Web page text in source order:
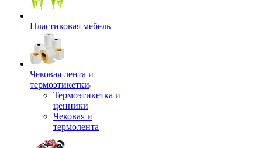
Пластиковая мебель
Чековая лента и
термоэтикетки
Термоэтикетка и
ценники
Чековая и
термолента